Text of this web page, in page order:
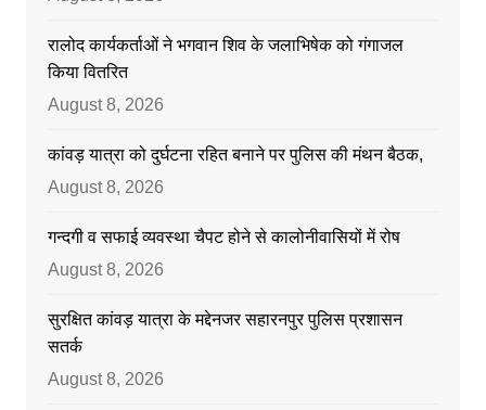
रालोद कार्यकर्ताओं ने भगवान शिव के जलाभिषेक को गंगाजल
किया वितरित
August 8, 2026
कांवड़ यात्रा को दुर्घटना रहित बनाने पर पुलिस की मंथन बैठक,
August 8, 2026
गन्दगी व सफाई व्यवस्था चैपट होने से कालोनीवासियों में रोष
August 8, 2026
सुरक्षित कांवड़ यात्रा के मद्देनजर सहारनपुर पुलिस प्रशासन
सतर्क
August 8, 2026